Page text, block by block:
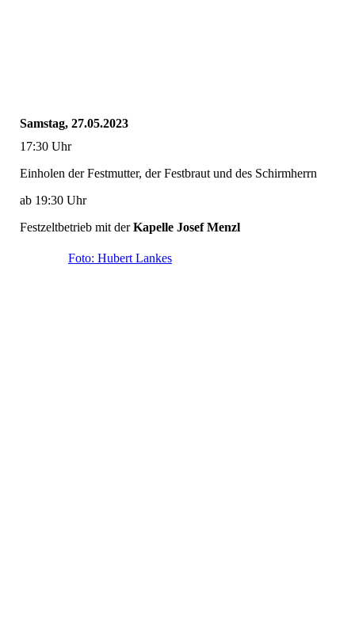
Samstag, 27.05.2023
17:30 Uhr
Einholen der Festmutter, der Festbraut und des Schirmherrn
ab 19:30 Uhr
Festzeltbetrieb mit derKapelle Josef Menzl
Foto: Hubert Lankes